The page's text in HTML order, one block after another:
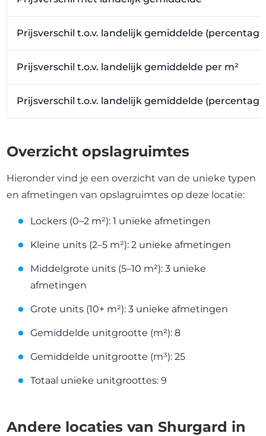
Prijsverschil t.o.v. landelijk gemiddelde
Prijsverschil t.o.v. landelijk gemiddelde per m²
Prijsverschil t.o.v. landelijk gemiddelde
Overzicht opslagruimtes
Hieronder vind je een overzicht van de unieke typen
en afmetingen van opslagruimtes op deze locatie:
Lockers (0–2 m²): 1 unieke afmetingen
Kleine units (2–5 m²): 2 unieke afmetingen
Middelgrote units (5–10 m²): 3 unieke
afmetingen
Grote units (10+ m²): 3 unieke afmetingen
Gemiddelde unitgrootte (m²): 8
Gemiddelde unitgrootte (m³): 25
Totaal unieke unitgroottes: 9
Andere locaties van Shurgard in